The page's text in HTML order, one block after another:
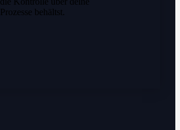
Prozesse behältst.